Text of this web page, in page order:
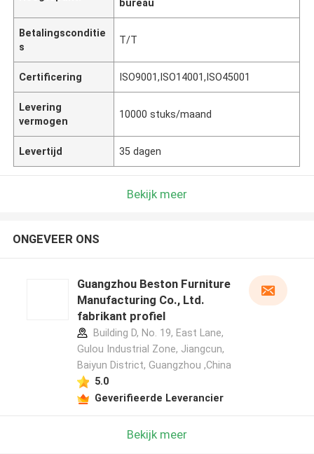
bureau
Betalingsconditie
s
T/T
Certificering ISO9001,ISO14001,ISO45001
Levering
vermogen
10000 stuks/maand
Levertijd 35 dagen
Bekijk meer
ONGEVEER ONS
Guangzhou Beston Furniture
Manufacturing Co., Ltd.
fabrikant profiel
Building D, No. 19, East Lane,
Gulou Industrial Zone, Jiangcun,
Baiyun District, Guangzhou ,China
5.0
Geverifieerde Leverancier
Bekijk meer